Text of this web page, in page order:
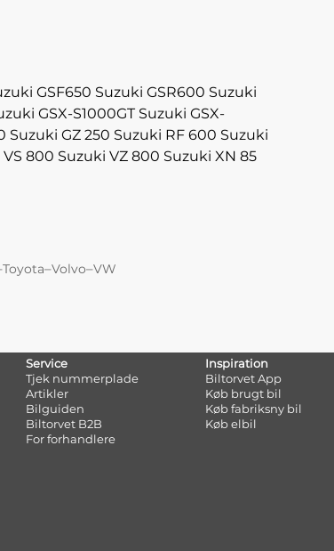
GSF650 Suzuki GSR600 Suzuki
GSX-S1000GT Suzuki GSX-
Suzuki GZ 250 Suzuki RF 600 Suzuki
800 Suzuki VZ 800 Suzuki XN 85
Toyota–Volvo–VW
Service
Tjek nummerplade
Artikler
Bilguiden
Biltorvet B2B
For forhandlere
Inspiration
Biltorvet App
Køb brugt bil
Køb fabriksny bil
Køb elbil